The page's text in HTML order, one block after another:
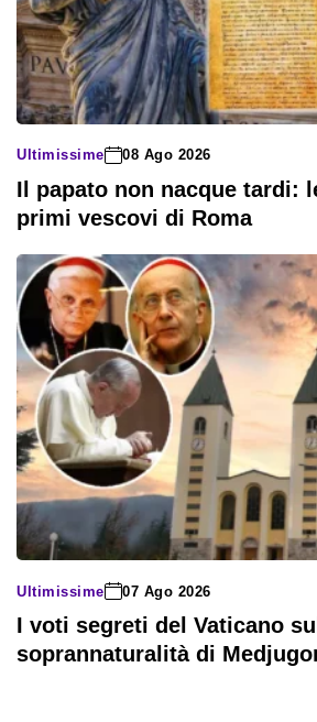
Ultimissime 08 Ago 2026
Il papato non nacque tardi:
primi vescovi di Roma
Ultimissime 07 Ago 2026
I voti segreti del Vaticano
soprannaturalità di